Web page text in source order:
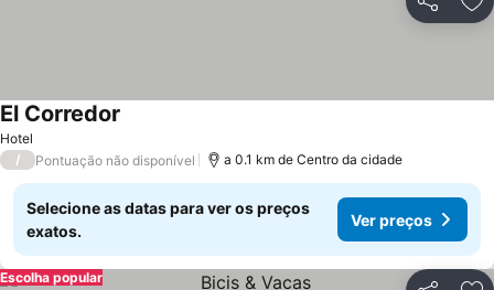
Partilhar
Hotel
El Corredor
/ Pontuação não disponível a 0.1 km de Centro da cidade
Selecione as datas para ver os preços
exatos.
Ver preços
Escolha popular